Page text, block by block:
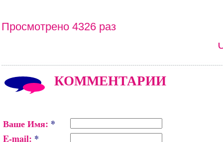
Просмотрено 4326 раз
КОММЕНТАРИИ
Ваше Имя: *
E-mail: *